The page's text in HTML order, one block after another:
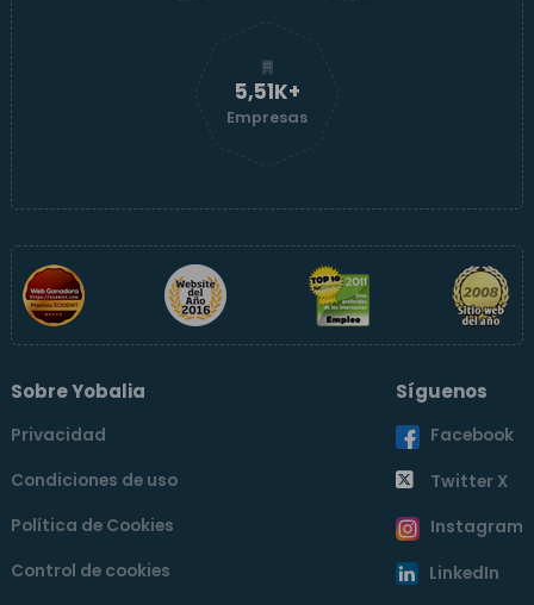
5,51K+
Empresas
Sobre Yobalia
Privacidad
Condiciones de uso
Política de Cookies
Control de cookies
Síguenos
Facebook
Twitter X
Instagram
LinkedIn